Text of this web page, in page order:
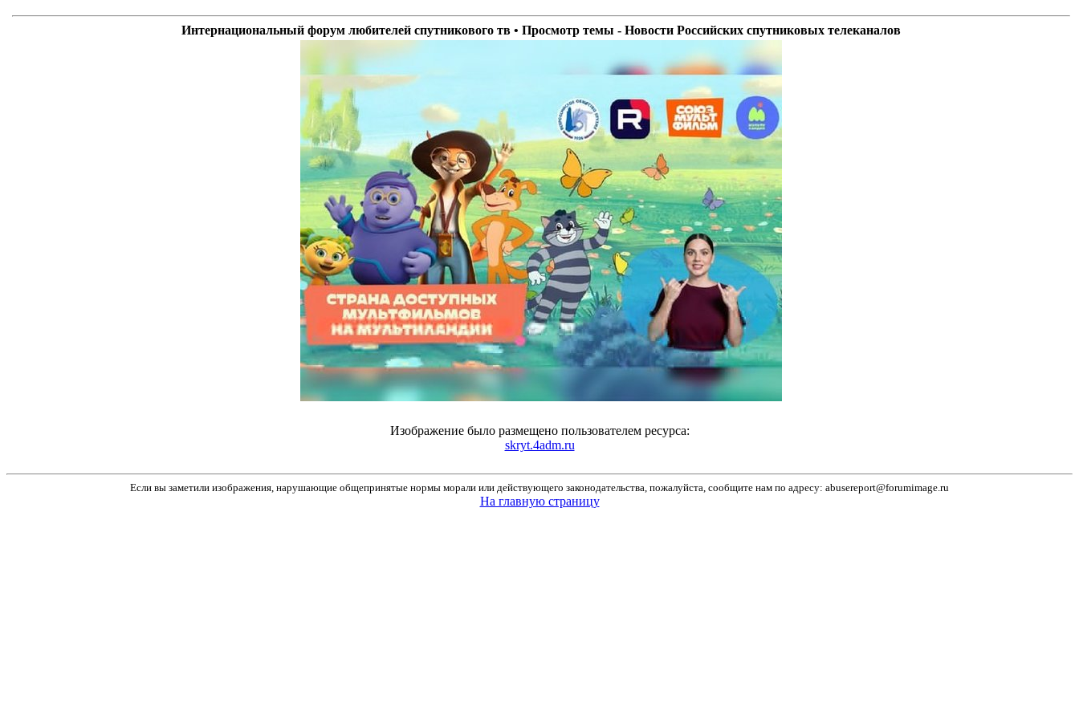
Интернациональный форум любителей спутникового тв • Просмотр темы - Новости Российских спутниковых телеканалов
Изображение было размещено пользователем ресурса:
skryt.4adm.ru
Если вы заметили изображения, нарушающие общепринятые нормы морали или действующего законодательства, пожалуйста, сообщите нам по адресу: abusereport@forumimage.ru
На главную страницу